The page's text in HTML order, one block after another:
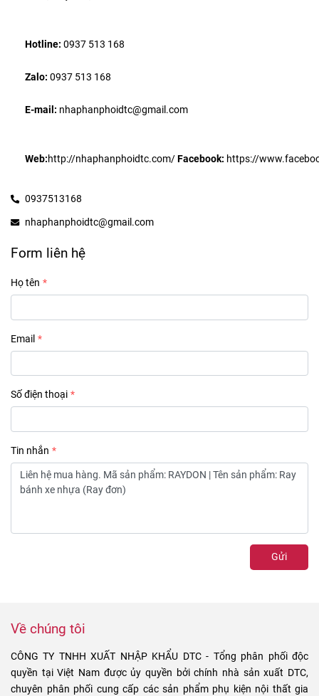
Hotline: 0937 513 168
Zalo: 0937 513 168
E-mail: nhaphanphoidtc@gmail.com
Web:http://nhaphanphoidtc.com/Facebook: https://
0937513168
nhaphanphoidtc@gmail.com
Form liên hệ
Họ tên
Email
Số điện thoại
Tin nhắn
Gửi
Về chúng tôi
CÔNG TY TNHH XUẤT NHẬP KHẨU DTC - Tổng phân phối độc
quyền tại Việt Nam được ủy quyền bởi chính nhà sản xuất DTC,
chuyên phân phối cung cấp các sản phẩm phụ kiện nội thất gia